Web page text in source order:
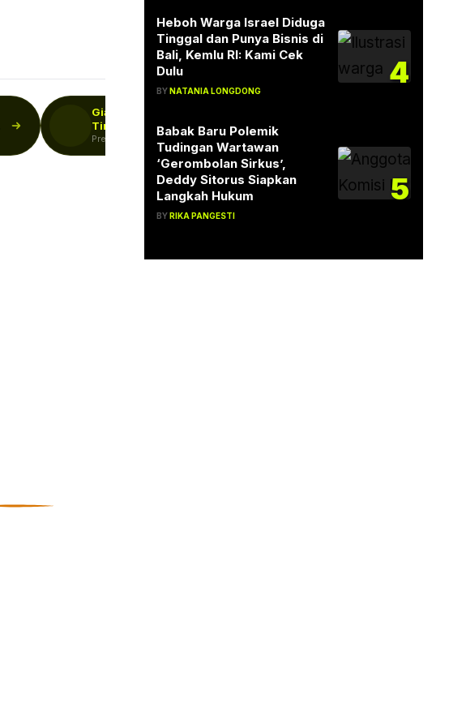
Gianni Infantino Kembali Puji
Timnas Spanyol, Sindir Argentina
Usai Final…
Presiden FIFA, Gianni Infantino, kembali
memberikan apresiasi terhadap sikap dan
sportivitas para…
Heboh Warga Israel Diduga
Tinggal dan Punya Bisnis di
Bali, Kemlu RI: Kami Cek
Dulu
BYNATANIA LONGDONG
4
Babak Baru Polemik
Tudingan Wartawan
‘Gerombolan Sirkus’,
Deddy Sitorus Siapkan
Langkah Hukum
BYRIKA PANGESTI
5